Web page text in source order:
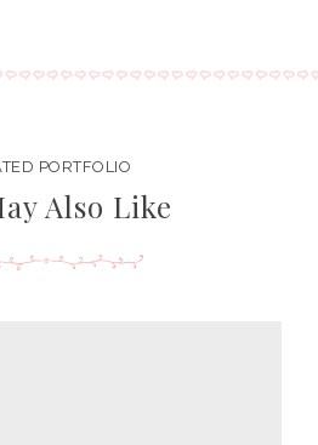
PORTFOLIO
Also Like